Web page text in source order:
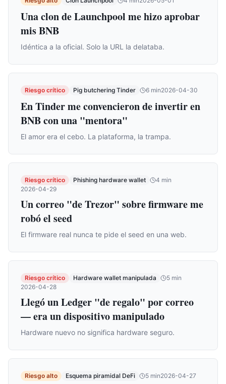
Una clon de Launchpool me hizo aprobar
mis BNB
Idéntica a la oficial. Solo la URL la delataba.
Riesgo crítico Pig butchering Tinder 6 min2026-04-30
En Tinder me convencieron de invertir en
BNB con una "mentora"
El amor era el cebo. La plataforma, la trampa.
Riesgo crítico Phishing hardware wallet 4 min
2026-04-29
Un correo "de Trezor" sobre firmware me
robó el seed
El firmware real nunca te pide el seed en una web.
Riesgo crítico Hardware wallet manipulada 5 min
2026-04-28
Llegó un Ledger "de regalo" por correo
— era un dispositivo manipulado
Hardware nuevo no significa hardware seguro.
Riesgo alto Esquema piramidal DeFi 5 min2026-04-27